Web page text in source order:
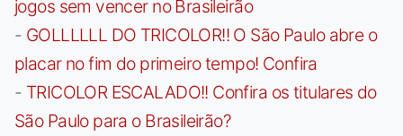
jogos sem vencer no Brasileirão
- GOLLLLLL DO TRICOLOR!! O São Paulo abre o
placar no fim do primeiro tempo! Confira
- TRICOLOR ESCALADO!! Confira os titulares do
São Paulo para o Brasileirão?